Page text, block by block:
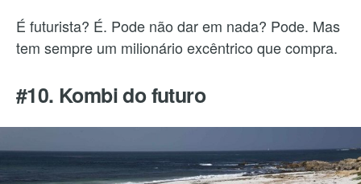
É futurista? É. Pode não dar em nada? Pode. Mas
tem sempre um milionário excêntrico que compra.
#10. Kombi do futuro